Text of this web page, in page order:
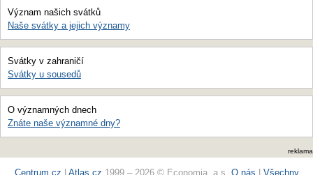
Význam našich svátků
Naše svátky a jejich významy
Svátky v zahraničí
Svátky u sousedů
O významných dnech
Znáte naše významné dny?
reklama
Centrum.cz Atlas.cz 1999 – 2026 © Economia, a.s. O nás Všechny